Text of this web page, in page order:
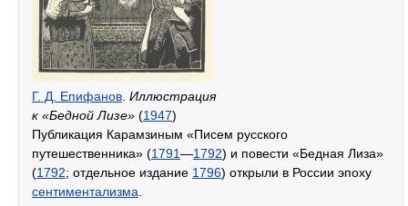
Г. Д. Епифанов. Иллюстрация
к «Бедной Лизе» (1947)
Публикация Карамзиным «Писем русского
путешественника» (1791—1792) и повести «Бедная Лиза»
(1792; отдельное издание 1796) открыли в России эпоху
сентиментализма.